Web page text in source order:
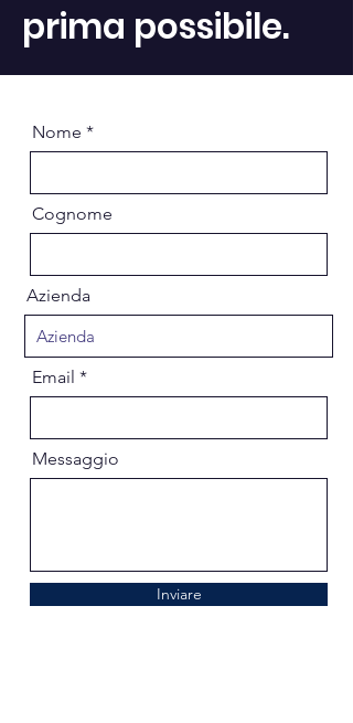
prima possibile.
Nome
Cognome
Azienda
Email
Messaggio
Inviare